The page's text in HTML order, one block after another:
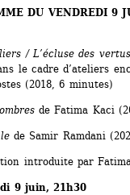
DU VENDREDI 9
/ L’écluse des
le cadre d’ateliers
(2018, 6 minutes)
de Fatima Kaci
de Samir Ramdani
introduite par
9 juin, 21h30